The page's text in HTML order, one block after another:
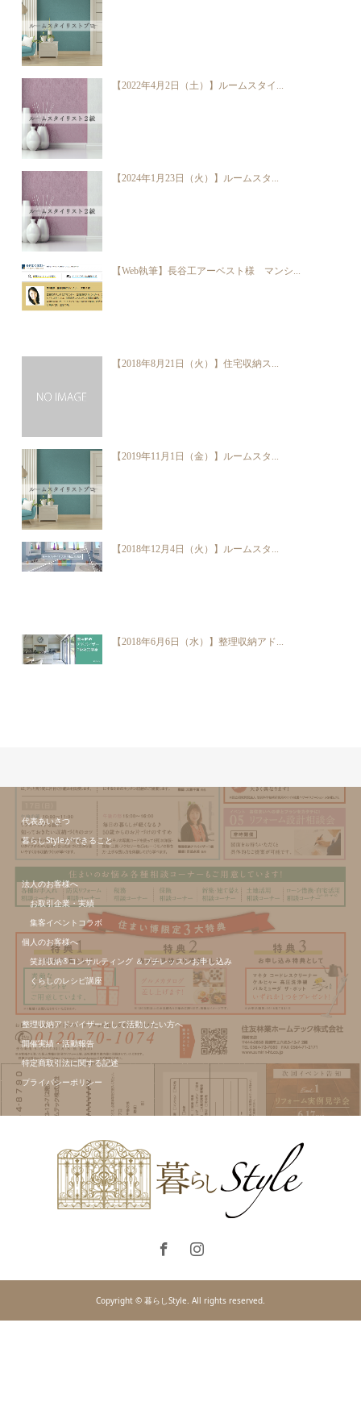
【2022年4月2日（土）】ルームスタイ...
【2024年1月23日（火）】ルームスタ...
【Web執筆】長谷工アーベスト様 マンシ...
【2018年8月21日（火）】住宅収納ス...
【2019年11月1日（金）】ルームスタ...
【2018年12月4日（火）】ルームスタ...
【2018年6月6日（水）】整理収納アド...
代表あいさつ
暮らしStyleができること
法人のお客様へ
お取引企業・実績
集客イベントコラボ
個人のお客様へ
笑顔収納®コンサルティング ＆プチレッスンお申し込み
くらしのレシピ講座
整理収納アドバイザーとして活動したい方へ
開催実績・活動報告
特定商取引法に関する記述
プライバシーポリシー
Copyright © 暮らしStyle. All rights reserved.